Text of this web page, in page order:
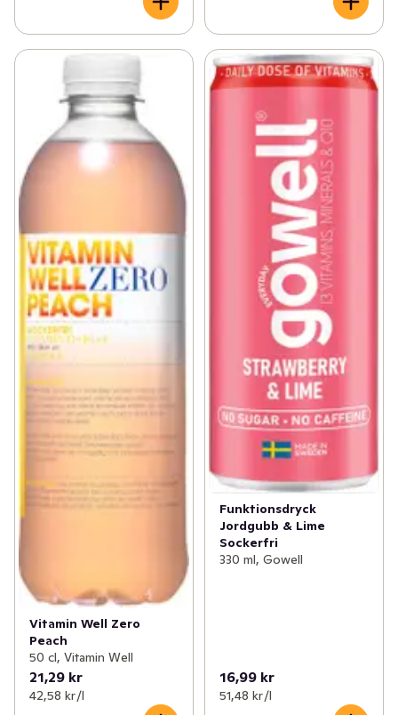
Vitamin Well Zero
Peach
50 cl, Vitamin Well
21,29 kr
42,58 kr /l
Funktionsdryck
Jordgubb & Lime
Sockerfri
330 ml, Gowell
16,99 kr
51,48 kr /l